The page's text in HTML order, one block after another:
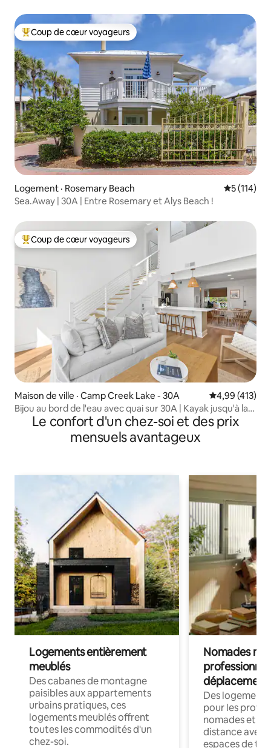
Coup de cœur voyageurs parmi les plus aimés
Coup de cœur voyageurs
Logement · Rosemary Beach Note
5 (114)
Sea.Away | 30A | Entre Rosemary et Alys Beach !
Coup de cœur voyageurs parmi les plus aimés
Coup de cœur voyageurs
Maison de ville · Camp Creek Lake - 30A Note
4,99 (413)
Bijou au bord de l'eau avec quai sur 30A | Kayak jusqu'à la
plage !Le confort d'un chez-soi et des prix
mensuels avantageux
Logements entièrement
meublés
Des cabanes de montagne
paisibles aux appartements
urbains pratiques, ces
logements meublés offrent
toutes les commodités d'un
chez-soi.
Nomades
déplacement
Des
pour les
nomades et
distance avec
espaces de